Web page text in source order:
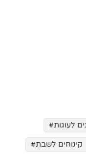
לעוגות
קינוחים לשבת